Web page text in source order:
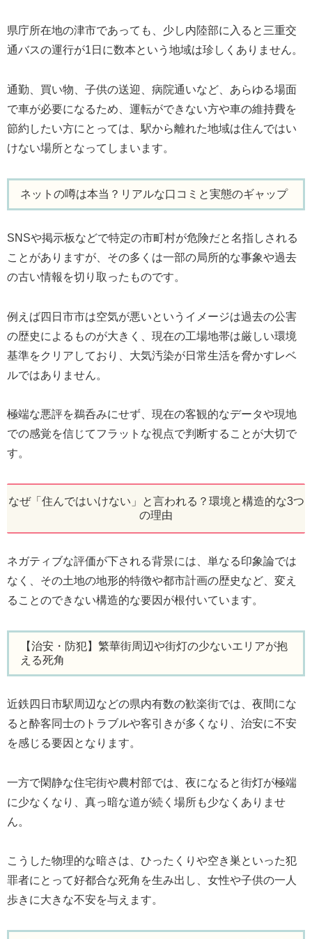
県庁所在地の津市であっても、少し内陸部に入ると三重交
通バスの運行が1日に数本という地域は珍しくありません。
通勤、買い物、子供の送迎、病院通いなど、あらゆる場面
で車が必要になるため、運転ができない方や車の維持費を
節約したい方にとっては、駅から離れた地域は住んではい
けない場所となってしまいます。
ネットの噂は本当？リアルな口コミと実態のギャップ
SNSや掲示板などで特定の市町村が危険だと名指しされる
ことがありますが、その多くは一部の局所的な事象や過去
の古い情報を切り取ったものです。
例えば四日市市は空気が悪いというイメージは過去の公害
の歴史によるものが大きく、現在の工場地帯は厳しい環境
基準をクリアしており、大気汚染が日常生活を脅かすレベ
ルではありません。
極端な悪評を鵜呑みにせず、現在の客観的なデータや現地
での感覚を信じてフラットな視点で判断することが大切で
す。
なぜ「住んではいけない」と言われる？環境と構造的な3つ
の理由
ネガティブな評価が下される背景には、単なる印象論では
なく、その土地の地形的特徴や都市計画の歴史など、変え
ることのできない構造的な要因が根付いています。
【治安・防犯】繁華街周辺や街灯の少ないエリアが抱
える死角
近鉄四日市駅周辺などの県内有数の歓楽街では、夜間にな
ると酔客同士のトラブルや客引きが多くなり、治安に不安
を感じる要因となります。
一方で閑静な住宅街や農村部では、夜になると街灯が極端
に少なくなり、真っ暗な道が続く場所も少なくありませ
ん。
こうした物理的な暗さは、ひったくりや空き巣といった犯
罪者にとって好都合な死角を生み出し、女性や子供の一人
歩きに大きな不安を与えます。